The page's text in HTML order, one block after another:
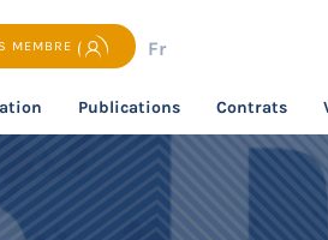
MEMBRE Fr
Publications Contrats